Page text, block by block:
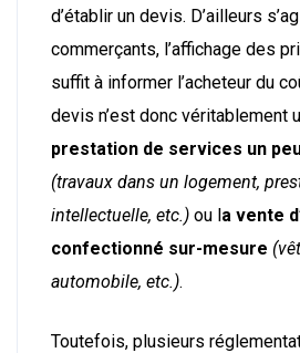
d’établir un devis. D’ailleurs
commerçants, l’affichage des
suffit à informer l’acheteur du
devis n’est donc véritablement
prestation de services un
(travaux dans un logement,
intellectuelle, etc.) ou la vente
confectionné sur-mesure
automobile, etc.).
Toutefois, plusieurs